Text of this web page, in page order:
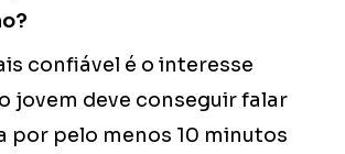
confiável é o interesse
jovem deve conseguir falar
por pelo menos 10 minutos